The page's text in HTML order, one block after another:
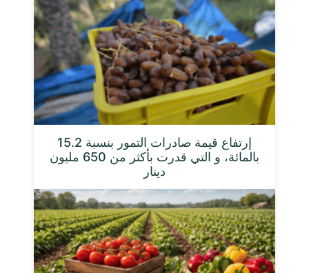
إرتفاع قيمة صادرات التمور بنسبة 15.2
بالمائة، و التي قدرت بأكثر من 650 مليون
دينار